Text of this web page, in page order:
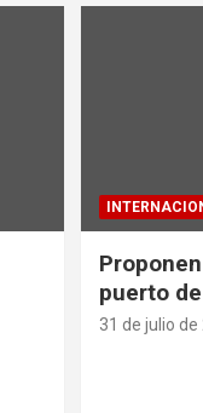
puerto
31 de julio de